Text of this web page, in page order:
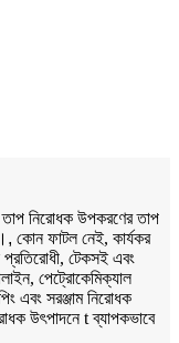
তাপ নিরোধক উপকরণের তাপ
, কোন ফাটল নেই, কার্যকর
প্রতিরোধী, টেকসই এবং
পেট্রোকেমিক্যাল
এবং সরঞ্জাম নিরোধক
উৎপাদনে t ব্যাপকভাবে